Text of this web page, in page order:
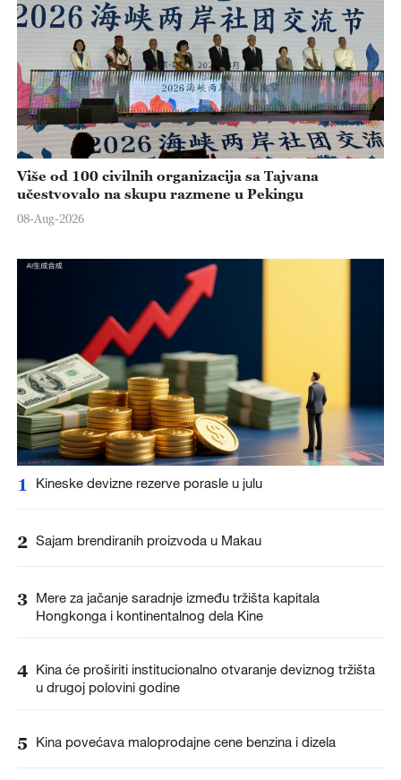
Više od 100 civilnih organizacija sa Tajvana
učestvovalo na skupu razmene u Pekingu
08-Aug-2026
1 Kineske devizne rezerve porasle u julu
2 Sajam brendiranih proizvoda u Makau
3 Mere za jačanje saradnje između tržišta kapitala
Hongkonga i kontinentalnog dela Kine
4 Kina će proširiti institucionalno otvaranje deviznog tržišta
u drugoj polovini godine
5 Kina povećava maloprodajne cene benzina i dizela